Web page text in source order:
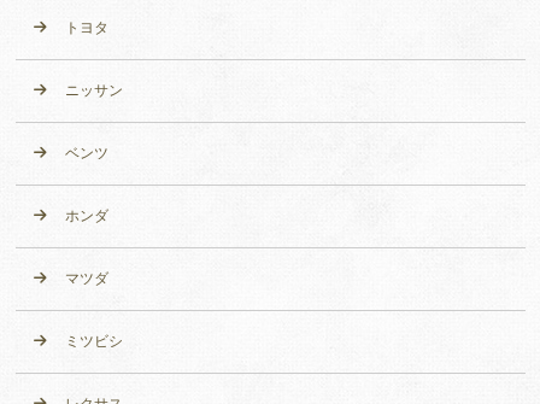
トヨタ
ニッサン
ベンツ
ホンダ
マツダ
ミツビシ